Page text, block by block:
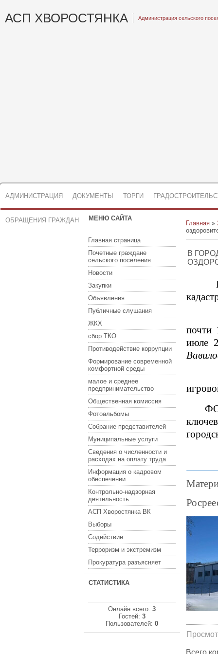
АСП ХВОРОСТЯНКА Администрация сельского
АДМИНИСТРАЦИЯ ДОКУМЕНТЫ ТОРГИ
ОБРАЩЕНИЯ ГРАЖДАН МЕНЮ САЙТА
Главная страница
Почетные граждане
сельского поселения
Новости
Закупки
Объявления
Публичные слушания
ЖКХ
сбор ТКО
Противодействие коррупции
Формирование современной
комфортной среды
малое и среднее
предпринимательство
Общественная комиссия
Фотоальбомы
Собрание представителей
Муниципальные услуги
Сведения о численности и
расходах на оплату труда
Информация о кадровом
обеспечении
Контрольно-надзорная
деятельность
АСП Хворостянка ВК
Выборы
Содействие
Терроризм и экстремизм
Прокуратура разъясняет
СТАТИСТИКА
Онлайн всего: 3
Гостей: 3
Пользователей: 0
Главная »
В
почти
июле
Всего